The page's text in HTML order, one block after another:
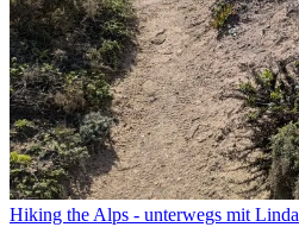
Hiking the Alps - unterwegs mit Linda